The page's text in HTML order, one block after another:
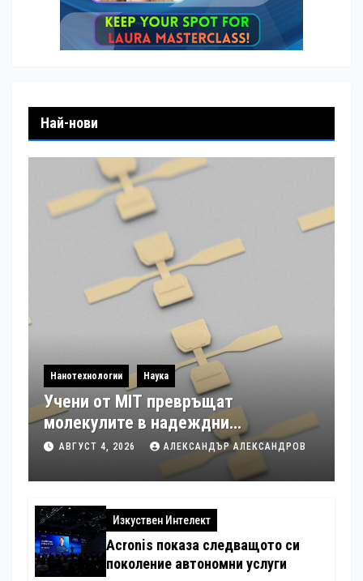
Най-нови
Нанотехнологии Наука
Учени от MIT превръщат
молекулите в надеждни
електронни устройства
АВГУСТ 4, 2026 АЛЕКСАНДЪР АЛЕКСАНДРОВ
Изкуствен Интелект
Acronis показа следващото си
поколение автономни услуги